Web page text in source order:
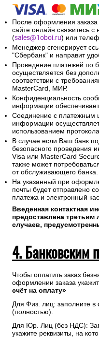
После оформления
сайте онлайн свяжитесь с
(sales@1oboi.ru) или
Менеджер сгенерирует
"Сбербанк" и направит
Проведение платежей по
осуществляется без
соответствии с
MasterCard, МИР.
Конфиденциальность
информации
Соединение с платежным
информации
использованием
В случае если Ваш банк
безопасного проведения
Visa или MasterCard
также может
от обслуживающего банка.
На указанный при
почты будет отправлено
платежа и электронный
Введенная контактная
предоставлена
случаев,
4. Банковским
Чтобы оплатить заказ
оформлении заказа
счёт на оплату»
Для Физ. лиц: заполните
(полностью).
Для Юр. Лиц (без НДС):
укажите реквизиты, на